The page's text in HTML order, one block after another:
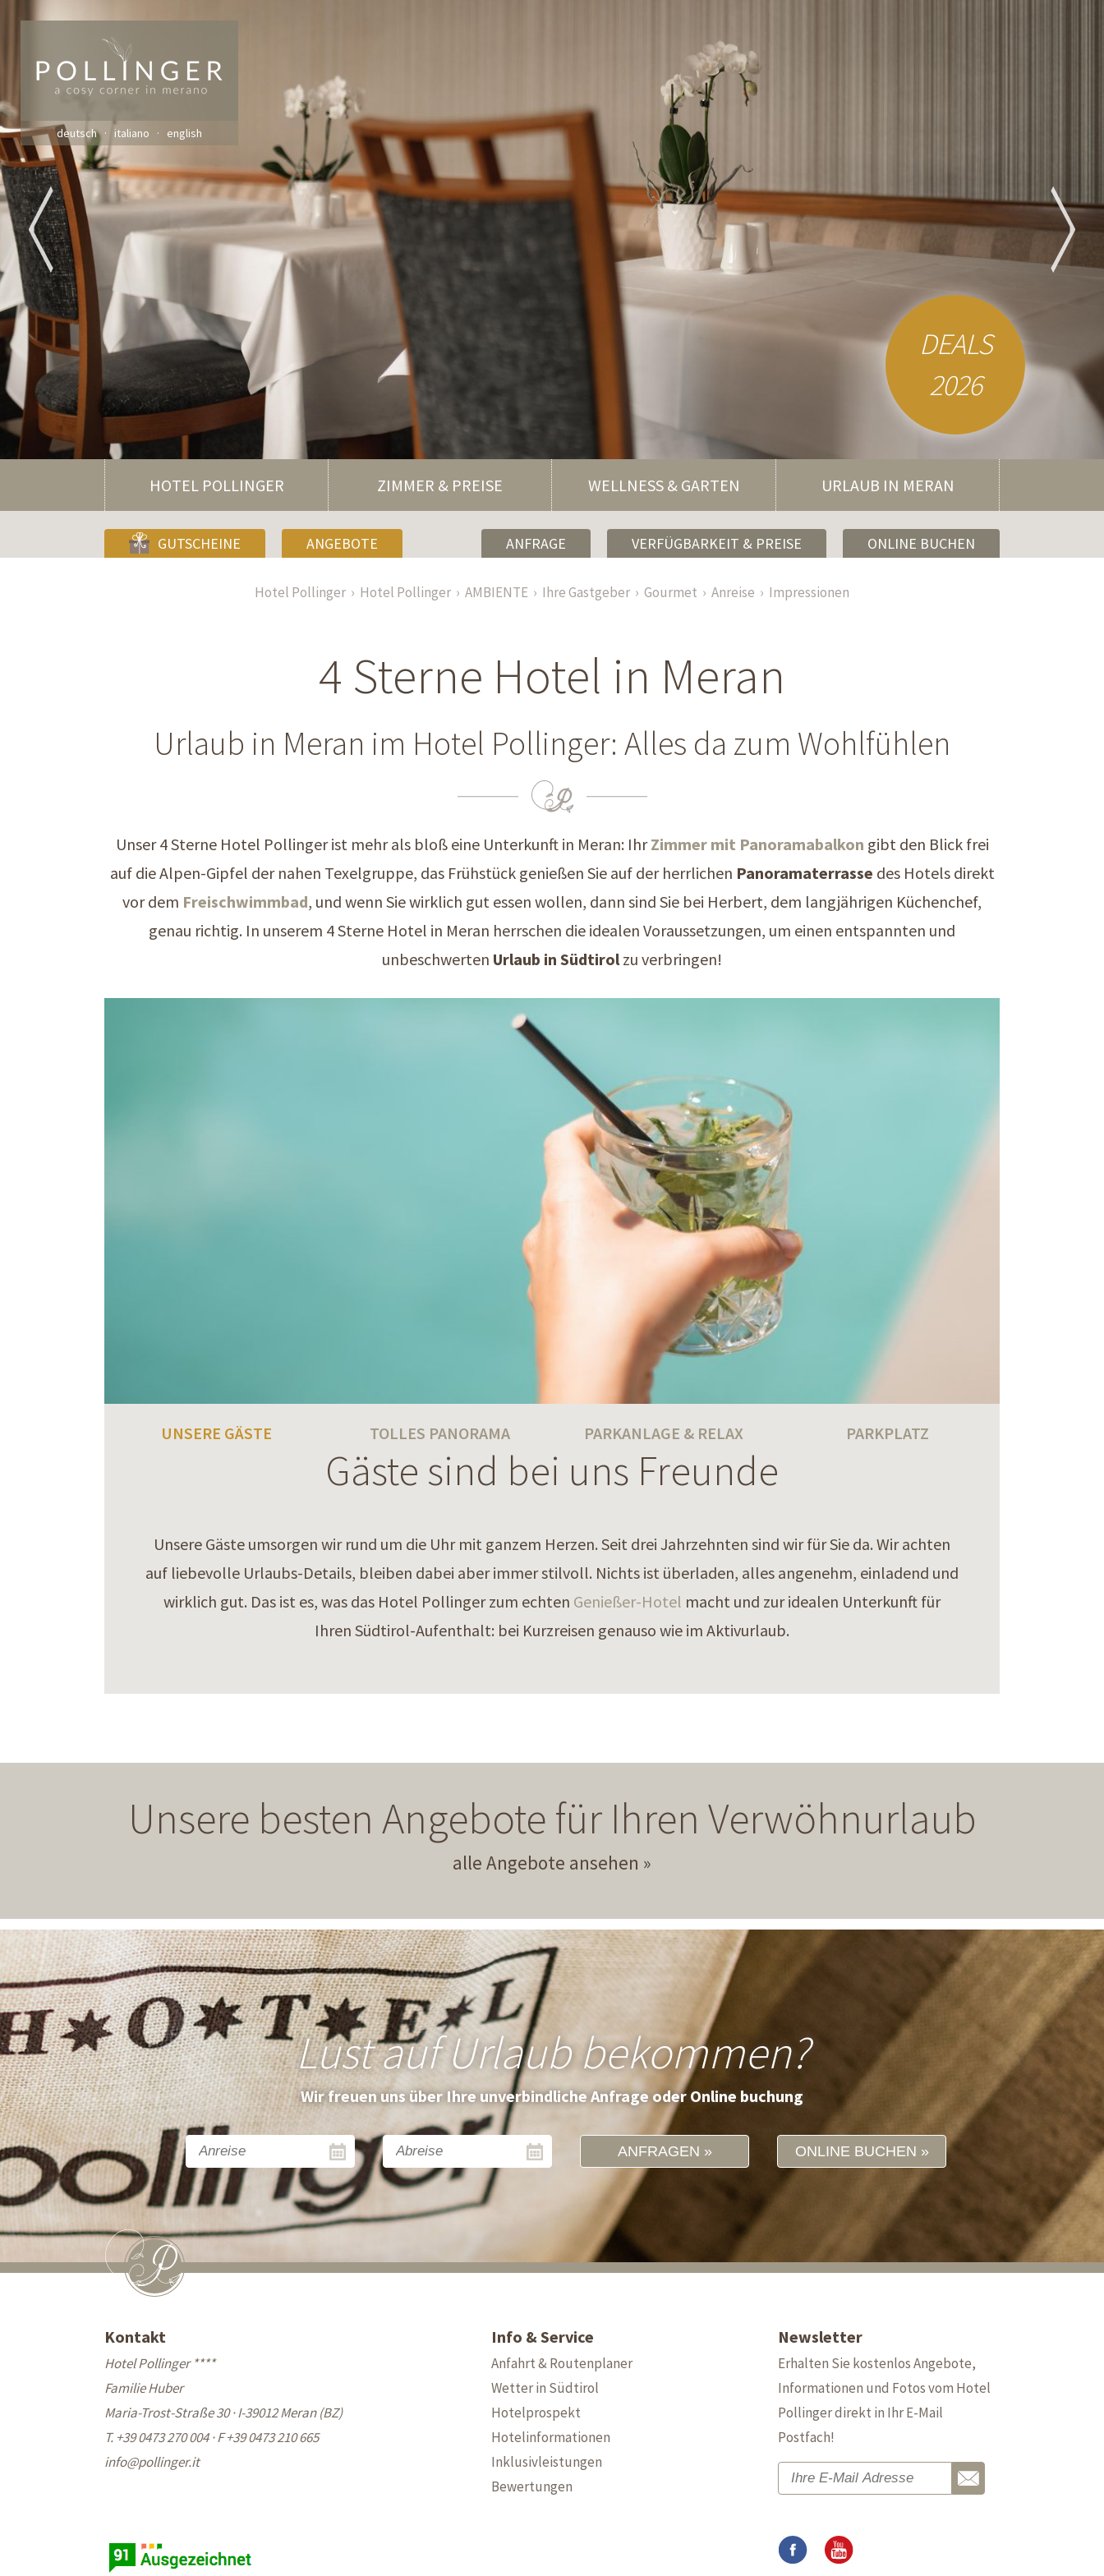
deutsch italiano english
DEALS
2026
HOTEL POLLINGER ZIMMER & PREISE WELLNESS & GARTEN URLAUB IN MERAN
GUTSCHEINE ANGEBOTE ONLINE BUCHEN
VERFÜGBARKEIT & PREISE
ANFRAGE
Hotel Pollinger Hotel Pollinger AMBIENTE Ihre Gastgeber Gourmet Anreise Impressionen
4 Sterne Hotel in Meran
Urlaub in Meran im Hotel Pollinger: Alles da zum Wohlfühlen
Unser 4 Sterne Hotel Pollinger ist mehr als bloß eine Unterkunft in Meran: IhrZimmer mit Panoramabalkon gibt den Blick frei
auf die Alpen-Gipfel der nahen Texelgruppe, das Frühstück genießen Sie auf der herrlichen Panoramaterrasse des Hotels direkt
vor dem Freischwimmbad, und wenn Sie wirklich gut essen wollen, dann sind Sie bei Herbert, dem langjährigen Küchenchef,
genau richtig. In unserem 4 Sterne Hotel in Meran herrschen die idealen Voraussetzungen, um einen entspannten und
unbeschwerten Urlaub in Südtirol zu verbringen!
UNSERE GÄSTE TOLLES PANORAMA PARKANLAGE & RELAX PARKPLATZ
Gäste sind bei uns Freunde
Unsere Gäste umsorgen wir rund um die Uhr mit ganzem Herzen. Seit drei Jahrzehnten sind wir für Sie da. Wir achten
auf liebevolle Urlaubs-Details, bleiben dabei aber immer stilvoll. Nichts ist überladen, alles angenehm, einladend und
wirklich gut. Das ist es, was das Hotel Pollinger zum echten Genießer-Hotel macht und zur idealen Unterkunft für
Ihren Südtirol-Aufenthalt: bei Kurzreisen genauso wie im Aktivurlaub.
Unsere besten Angebote für Ihren Verwöhnurlaub
alle Angebote ansehen
Lust auf Urlaub bekommen?
Wir freuen uns über Ihre unverbindliche Anfrage oder Online buchung
ANFRAGEN ONLINE BUCHEN
Kontakt
Hotel Pollinger ****
Familie Huber
Maria-Trost-Straße 30 · I-39012 Meran (BZ)
T. +39 0473 270 004·F +39 0473 210 665
info@pollinger.it
Info & Service
Anfahrt & Routenplaner
Wetter in Südtirol
Hotelprospekt
Hotelinformationen
Inklusivleistungen
Bewertungen
Newsletter
Erhalten Sie kostenlos Angebote,
Informationen und Fotos vom Hotel
Pollinger direkt in Ihr E-Mail
Postfach!